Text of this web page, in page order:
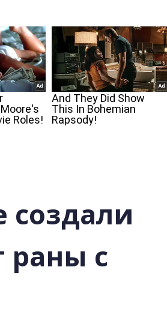
создали
раны с